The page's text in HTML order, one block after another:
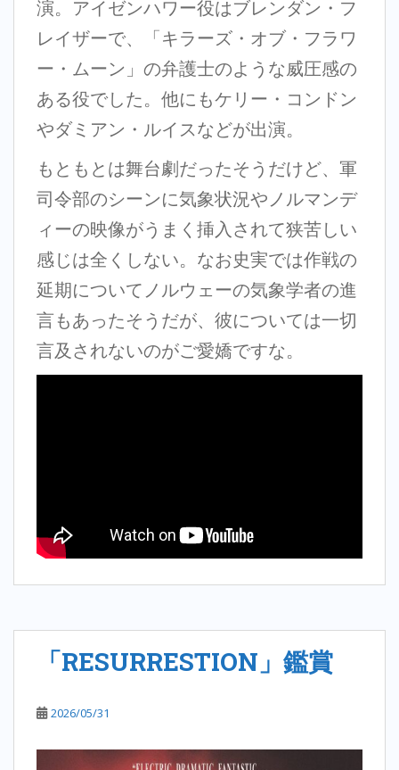
演。アイゼンハワー役はブレンダン・フ
レイザーで、「キラーズ・オブ・フラワ
ー・ムーン」の弁護士のような威圧感の
ある役でした。他にもケリー・コンドン
やダミアン・ルイスなどが出演。
もともとは舞台劇だったそうだけど、軍
司令部のシーンに気象状況やノルマンデ
ィーの映像がうまく挿入されて狭苦しい
感じは全くしない。なお史実では作戦の
延期についてノルウェーの気象学者の進
言もあったそうだが、彼については一切
言及されないのがご愛嬌ですな。
「RESURRESTION」鑑賞
2026/05/31